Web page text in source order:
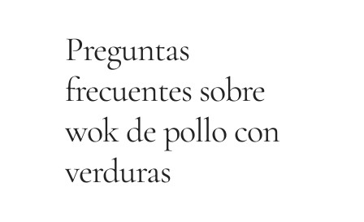
Preguntas
frecuentes sobre
wok de pollo con
verduras